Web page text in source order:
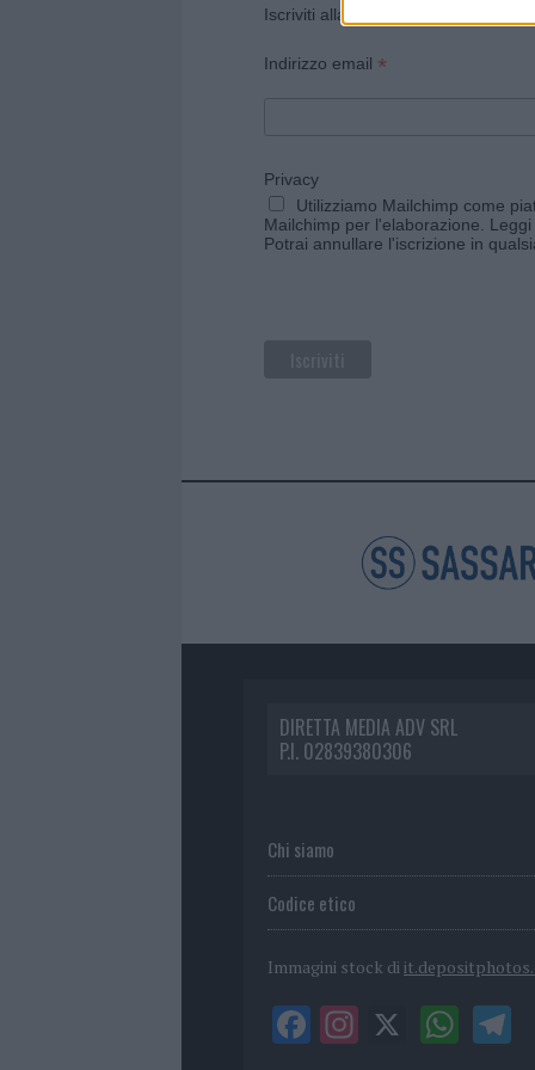
Iscriviti alla newsletter di Gallura
Indirizzo email *
Privacy
Utilizziamo Mailchimp come
Mailchimp per l'elaborazione.
Potrai annullare l'iscrizione in
DIRETTA MEDIA ADV SRL
P.I. 02839380306
Chi siamo
Codice etico
Immagini stock di